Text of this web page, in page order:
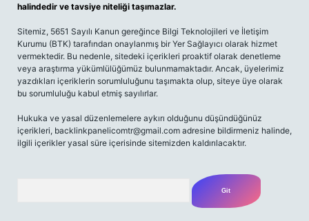
halindedir ve tavsiye niteliği taşımazlar.
Sitemiz, 5651 Sayılı Kanun gereğince Bilgi Teknolojileri ve İletişim
Kurumu (BTK) tarafından onaylanmış bir Yer Sağlayıcı olarak hizmet
vermektedir. Bu nedenle, sitedeki içerikleri proaktif olarak denetleme
veya araştırma yükümlülüğümüz bulunmamaktadır. Ancak, üyelerimiz
yazdıkları içeriklerin sorumluluğunu taşımakta olup, siteye üye olarak
bu sorumluluğu kabul etmiş sayılırlar.
Hukuka ve yasal düzenlemelere aykırı olduğunu düşündüğünüz
içerikleri, backlinkpanelicomtr@gmail.com adresine bildirmeniz halinde,
ilgili içerikler yasal süre içerisinde sitemizden kaldırılacaktır.